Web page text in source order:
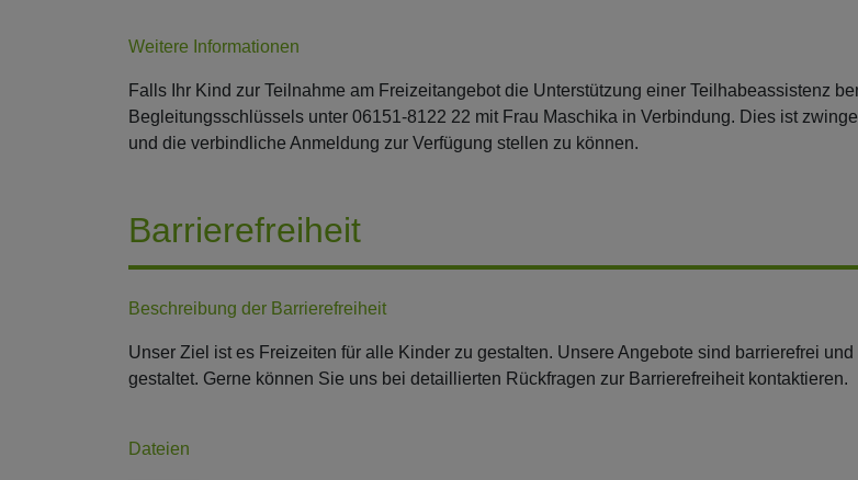
Weitere Informationen
Falls Ihr Kind zur Teilnahme am Freizeitangebot die Unterstützung einer Teilhabeassistenz
Begleitungsschlüssels unter 06151-8122 22 mit Frau Maschika in Verbindung. Dies ist
und die verbindliche Anmeldung zur Verfügung stellen zu können.
Barrierefreiheit
Beschreibung der Barrierefreiheit
Unser Ziel ist es Freizeiten für alle Kinder zu gestalten. Unsere Angebote sind barrierefrei
gestaltet. Gerne können Sie uns bei detaillierten Rückfragen zur Barrierefreiheit kontaktieren.
Dateien